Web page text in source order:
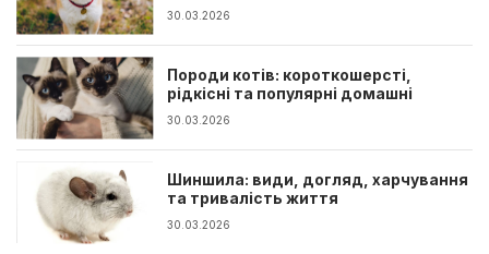
30.03.2026
Породи котів: короткошерсті,
рідкісні та популярні домашні
30.03.2026
Шиншила: види, догляд, харчування
та тривалість життя
30.03.2026